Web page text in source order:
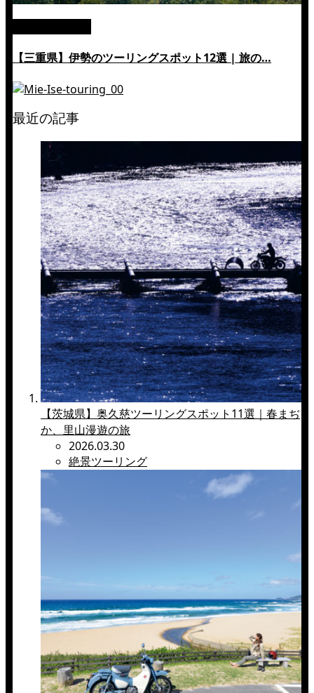
【三重県】伊勢のツーリングスポット12選 | 旅の…
最近の記事
【茨城県】奥久慈ツーリングスポット11選｜春まぢ
か、里山漫遊の旅
2026.03.30
絶景ツーリング